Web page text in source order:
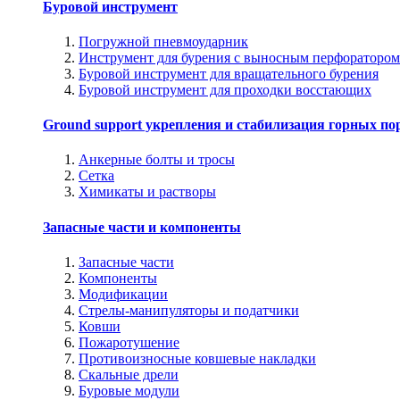
Буровой инструмент
Погружной пневмоударник
Инструмент для бурения с выносным перфоратором
Буровой инструмент для вращательного бурения
Буровой инструмент для проходки восстающих
Ground support укрепления и стабилизация горных
Анкерные болты и тросы
Сетка
Химикаты и растворы
Запасные части и компоненты
Запасные части
Компоненты
Модификации
Стрелы-манипуляторы и податчики
Ковши
Пожаротушение
Противоизносные ковшевые накладки
Скальные дрели
Буровые модули